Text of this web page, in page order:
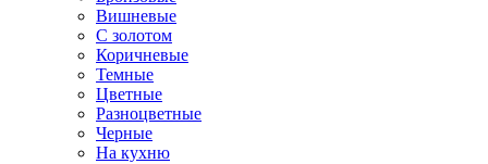
Вишневые
С золотом
Коричневые
Темные
Цветные
Разноцветные
Черные
На кухню